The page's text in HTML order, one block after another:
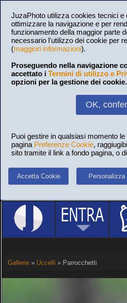
JuzaPhoto utilizza cookies tecnici e
ottimizzare la navigazione e per
funzionamento della maggior parte
necessario l'utilizzo dei cookie per
(maggiori informazioni).
Proseguendo nella navigazione
accettato i Termini di utilizzo e
opzioni per la gestione dei cookie.
OK,
Puoi gestire in qualsiasi momento
pagina Preferenze Cookie,
sito tramite il link a fondo pagina, o
Accetta Cookie Personalizza
Gallerie» Uccelli » Parrocchetti